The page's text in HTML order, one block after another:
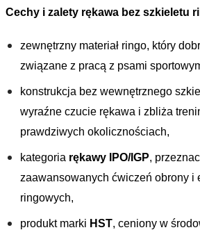
Cechy i zalety rękawa bez szkieletu
zewnętrzny materiał ringo, który
związane z pracą z psami
konstrukcja bez wewnętrznego
wyraźne czucie rękawa i zbliża
prawdziwych okolicznościach,
kategoria rękawy IPO/IGP,
zaawansowanych ćwiczeń obrony i
ringowych,
produkt marki HST, ceniony w